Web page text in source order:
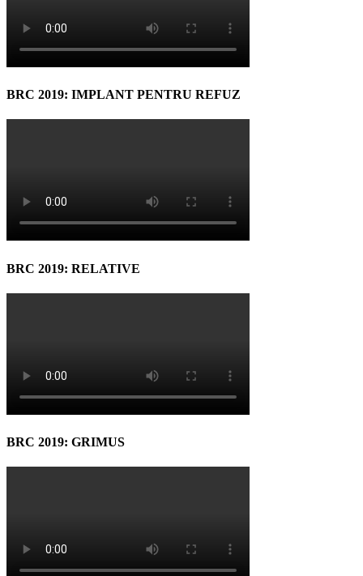
BRC 2019: IMPLANT PENTRU REFUZ
BRC 2019: RELATIVE
BRC 2019: GRIMUS